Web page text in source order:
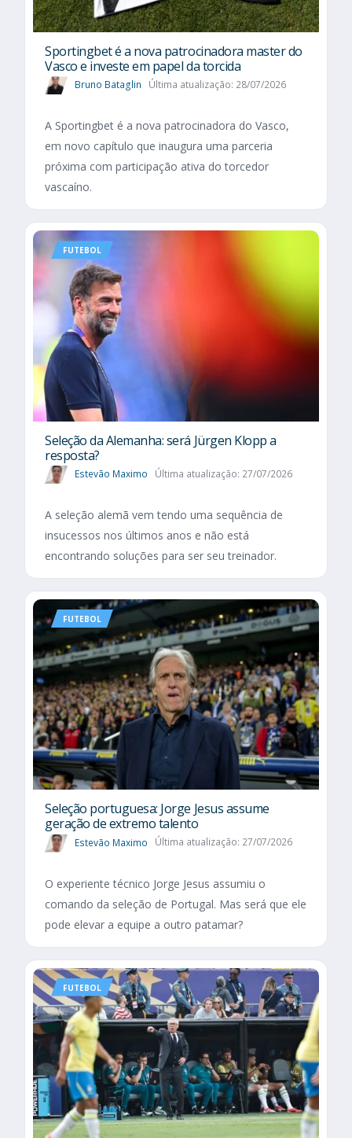
Sportingbet é a nova patrocinadora master do
Vasco e investe em papel da torcida
Bruno Bataglin Última atualização: 28/07/2026
A Sportingbet é a nova patrocinadora do Vasco,
em novo capítulo que inaugura uma parceria
próxima com participação ativa do torcedor
vascaíno.
FUTEBOL
Seleção da Alemanha: será Jürgen Klopp a
resposta?
Estevão Maximo Última atualização: 27/07/2026
A seleção alemã vem tendo uma sequência de
insucessos nos últimos anos e não está
encontrando soluções para ser seu treinador.
FUTEBOL
Seleção portuguesa: Jorge Jesus assume
geração de extremo talento
Estevão Maximo Última atualização: 27/07/2026
O experiente técnico Jorge Jesus assumiu o
comando da seleção de Portugal. Mas será que ele
pode elevar a equipe a outro patamar?
FUTEBOL